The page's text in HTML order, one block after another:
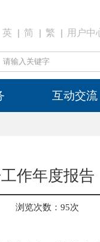
英 简 繁 用户中
互动交流
作年度报告
浏览次数： 95次